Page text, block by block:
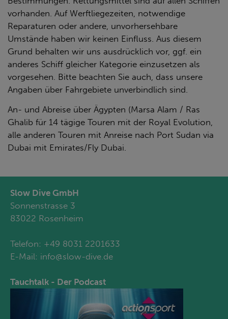
vorhanden. Auf Werftliegezeiten, notwendige
Reparaturen oder andere, unvorhersehbare
Umstände haben wir keinen Einfluss. Aus diesem
Grund behalten wir uns ausdrücklich vor, ggf. ein
anderes Schiff gleicher Kategorie einzusetzen als
vorgesehen. Bitte beachten Sie auch, dass unsere
Angaben über Fahrgebiete unverbindlich sind.
An- und Abreise über Ägypten (Marsa Alam / Ras
Ghalib für 14 tägige Touren mit der Royal Evolution,
alle anderen Touren mit Anreise nach Port Sudan via
Dubai mit Emirates/Fly Dubai.
Slow Dive GmbH
Sonnenstrasse 3
83022 Rosenheim
Telefon: +49 8031 2201633
E-Mail: info@slow-dive.de
Tauchtalk - Der Podcast